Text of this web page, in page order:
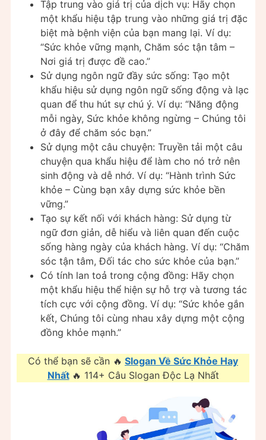
Tập trung vào giá trị của dịch vụ: Hãy chọn
một khẩu hiệu tập trung vào những giá trị đặc
biệt mà bệnh viện của bạn mang lại. Ví dụ:
“Sức khỏe vững mạnh, Chăm sóc tận tâm –
Nơi giá trị được đề cao.”
Sử dụng ngôn ngữ đầy sức sống: Tạo một
khẩu hiệu sử dụng ngôn ngữ sống động và lạc
quan để thu hút sự chú ý. Ví dụ: “Năng động
mỗi ngày, Sức khỏe không ngừng – Chúng tôi
ở đây để chăm sóc bạn.”
Sử dụng một câu chuyện: Truyền tải một câu
chuyện qua khẩu hiệu để làm cho nó trở nên
sinh động và dễ nhớ. Ví dụ: “Hành trình Sức
khỏe – Cùng bạn xây dựng sức khỏe bền
vững.”
Tạo sự kết nối với khách hàng: Sử dụng từ
ngữ đơn giản, dễ hiểu và liên quan đến cuộc
sống hàng ngày của khách hàng. Ví dụ: “Chăm
sóc tận tâm, Đối tác cho sức khỏe của bạn.”
Có tính lan toả trong cộng đồng: Hãy chọn
một khẩu hiệu thể hiện sự hỗ trợ và tương tác
tích cực với cộng đồng. Ví dụ: “Sức khỏe gắn
kết, Chúng tôi cùng nhau xây dựng một cộng
đồng khỏe mạnh.”
Có thể bạn sẽ cần 🔥 Slogan Về Sức Khỏe Hay
Nhất 🔥 114+ Câu Slogan Độc Lạ Nhất